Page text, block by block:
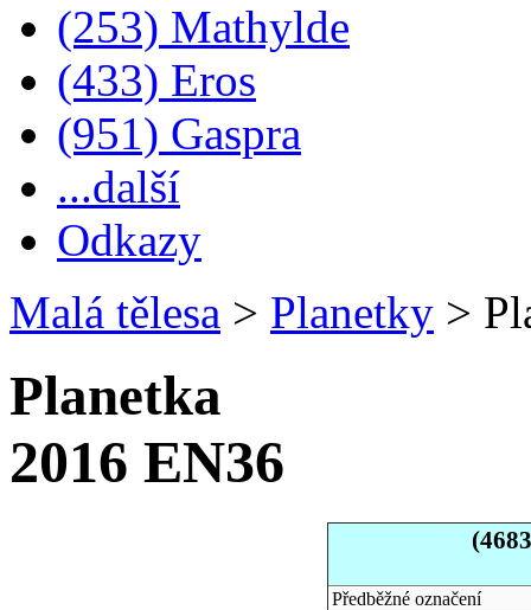
(253) Mathylde
(433) Eros
(951) Gaspra
...další
Odkazy
Malá tělesa > Planetky >
Planetka
2016 EN36
Předběžné označení